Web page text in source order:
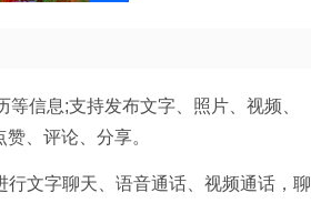
信息;支持发布文字、照片、视频、
、评论、分享。
行文字聊天、语音通话、视频通话，聊